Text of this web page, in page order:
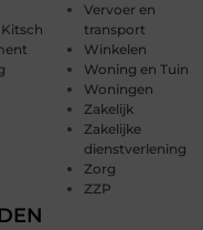
Vervoer en
transport
Winkelen
Woning en Tuin
Woningen
Zakelijk
Zakelijke
dienstverlening
Zorg
ZZP